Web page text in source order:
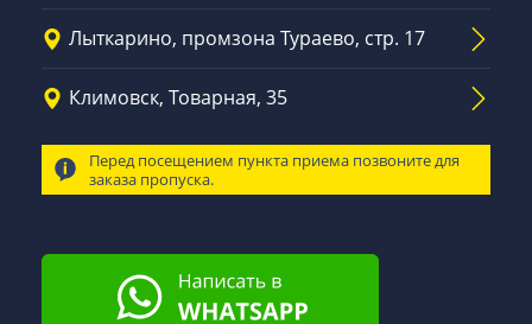
Лыткарино, промзона Тураево, стр. 17
Климовск, Товарная, 35
Перед посещением пункта приема позвоните для
заказа пропуска.